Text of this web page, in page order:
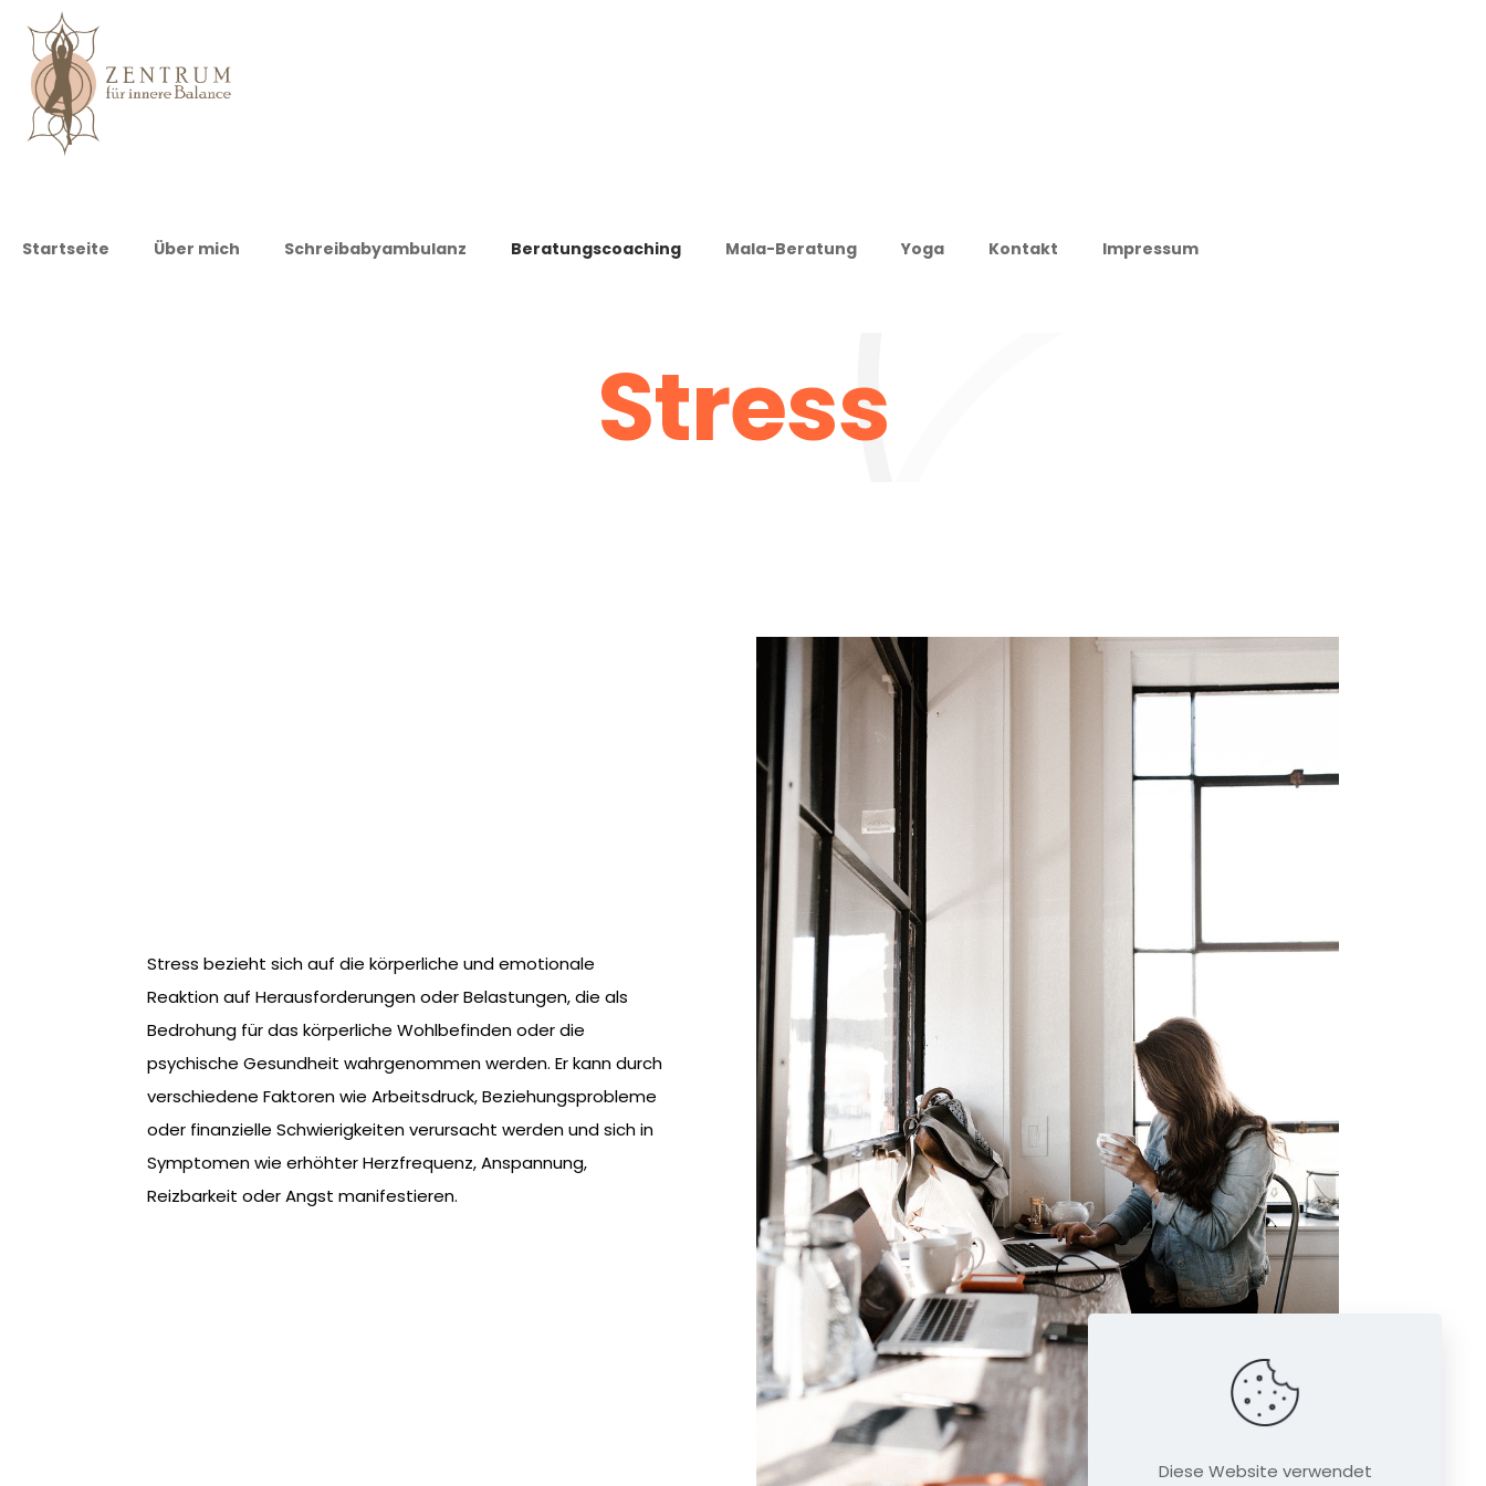
Startseite Über mich Schreibabyambulanz Beratungscoaching Mala-Beratung Yoga Kontakt Impressum
Stress
Stress bezieht sich auf die körperliche und emotionale
Reaktion auf Herausforderungen oder Belastungen, die als
Bedrohung für das körperliche Wohlbefinden oder die
psychische Gesundheit wahrgenommen werden. Er kann durch
verschiedene Faktoren wie Arbeitsdruck, Beziehungsprobleme
oder finanzielle Schwierigkeiten verursacht werden und sich in
Symptomen wie erhöhter Herzfrequenz, Anspannung,
Reizbarkeit oder Angst manifestieren.
Diese Website verwendet